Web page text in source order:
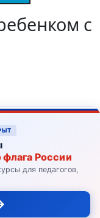
с
России
для педагогов,